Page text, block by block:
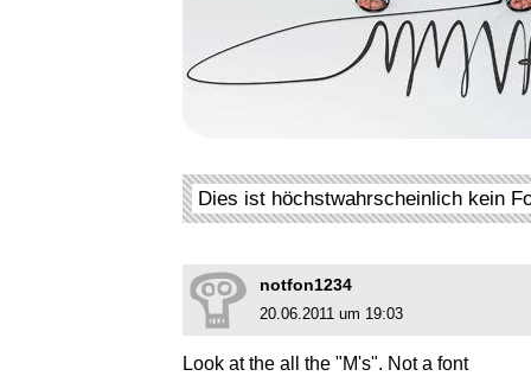
Dies ist höchstwahrscheinlich kein
notfon1234
20.06.2011 um 19:03
Look at the all the "M's". Not a font